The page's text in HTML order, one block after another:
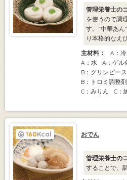
管理栄養士の
を使うので調
す。“中華あん
り本格的なえ
主材料：
A：
A：水
A：ゲル
B：グリンピー
B：トロミ調整剤
C：みりん
C：
160Kcal おでん
管理栄養士の
することで、